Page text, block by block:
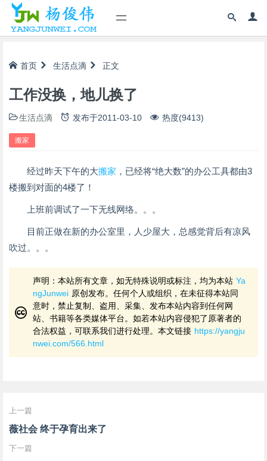
首页 生活点滴 正文
工作没换，地儿换了
生活点滴 发布于2011-03-10 热度(9413)
搬家
经过昨天下午的大搬家 ，已经将“绝大数”的办公工具都由3
楼搬到对面的4楼了！
上班前调试了一下无线网络。。。
目前正做在新的办公室里，人少屋大，总感觉背后有凉风
吹过。。。
声明：本站所有文章，如无特殊说明或标注，均为本站 Ya
ngJunwei 原创发布。任何个人或组织，在未征得本站同
意时，禁止复制、盗用、采集、发布本站内容到任何网
站、书籍等各类媒体平台。如若本站内容侵犯了原著者的
合法权益，可联系我们进行处理。本文链接 https://yangju
nwei.com/566.html
上一篇
薇社会 终于孕育出来了
下一篇